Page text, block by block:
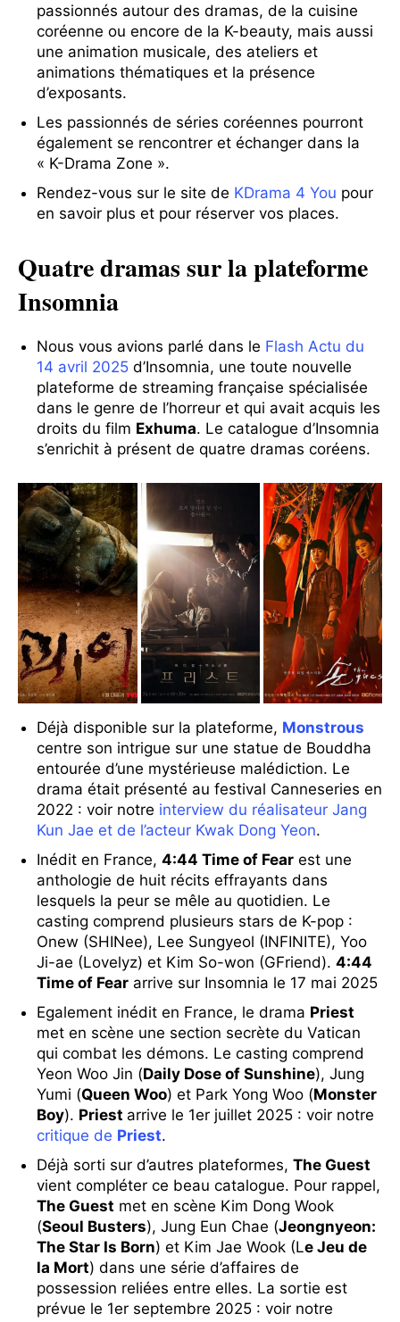
passionnés autour des dramas, de la cuisine
coréenne ou encore de la K-beauty, mais aussi
une animation musicale, des ateliers et
animations thématiques et la présence
d’exposants.
Les passionnés de séries coréennes pourront
également se rencontrer et échanger dans la
« K-Drama Zone ».
Rendez-vous sur le site de KDrama 4 You pour
en savoir plus et pour réserver vos places.
Quatre dramas sur la plateforme
Insomnia
Nous vous avions parlé dans le Flash Actu du
14 avril 2025 d’Insomnia, une toute nouvelle
plateforme de streaming française spécialisée
dans le genre de l’horreur et qui avait acquis les
droits du film Exhuma. Le catalogue d’Insomnia
s’enrichit à présent de quatre dramas coréens.
Déjà disponible sur la plateforme, Monstrous
centre son intrigue sur une statue de Bouddha
entourée d’une mystérieuse malédiction. Le
drama était présenté au festival Canneseries en
2022 : voir notre interview du réalisateur Jang
Kun Jae et de l’acteur Kwak Dong Yeon.
Inédit en France, 4:44 Time of Fear est une
anthologie de huit récits effrayants dans
lesquels la peur se mêle au quotidien. Le
casting comprend plusieurs stars de K-pop :
Onew (SHINee), Lee Sungyeol (INFINITE), Yoo
Ji-ae (Lovelyz) et Kim So-won (GFriend). 4:44
Time of Fear arrive sur Insomnia le 17 mai 2025
Egalement inédit en France, le drama Priest
met en scène une section secrète du Vatican
qui combat les démons. Le casting comprend
Yeon Woo Jin (Daily Dose of Sunshine), Jung
Yumi (Queen Woo) et Park Yong Woo (Monster
Boy). Priest arrive le 1er juillet 2025 : voir notre
critique de Priest.
Déjà sorti sur d’autres plateformes, The Guest
vient compléter ce beau catalogue. Pour rappel,
The Guest met en scène Kim Dong Wook
(Seoul Busters), Jung Eun Chae (Jeongnyeon:
The Star Is Born) et Kim Jae Wook (Le Jeu de
la Mort) dans une série d’affaires de
possession reliées entre elles. La sortie est
prévue le 1er septembre 2025 : voir notre